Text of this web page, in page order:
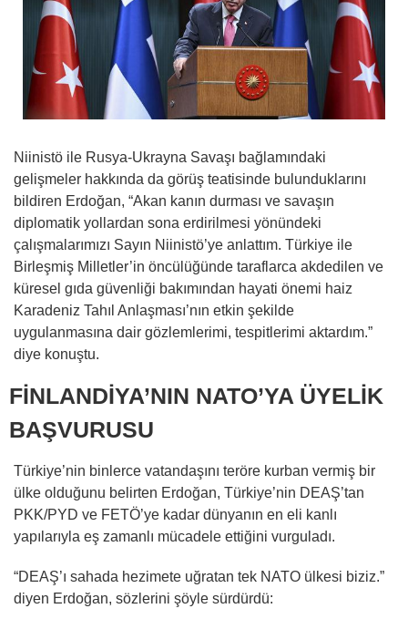
Niinistö ile Rusya-Ukrayna Savaşı bağlamındaki
gelişmeler hakkında da görüş teatisinde bulunduklarını
bildiren Erdoğan, “Akan kanın durması ve savaşın
diplomatik yollardan sona erdirilmesi yönündeki
çalışmalarımızı Sayın Niinistö’ye anlattım. Türkiye ile
Birleşmiş Milletler’in öncülüğünde taraflarca akdedilen ve
küresel gıda güvenliği bakımından hayati önemi haiz
Karadeniz Tahıl Anlaşması’nın etkin şekilde
uygulanmasına dair gözlemlerimi, tespitlerimi aktardım.”
diye konuştu.
FİNLANDİYA’NIN NATO’YA ÜYELİK
BAŞVURUSU
Türkiye’nin binlerce vatandaşını teröre kurban vermiş bir
ülke olduğunu belirten Erdoğan, Türkiye’nin DEAŞ’tan
PKK/PYD ve FETÖ’ye kadar dünyanın en eli kanlı
yapılarıyla eş zamanlı mücadele ettiğini vurguladı.
“DEAŞ’ı sahada hezimete uğratan tek NATO ülkesi biziz.”
diyen Erdoğan, sözlerini şöyle sürdürdü: